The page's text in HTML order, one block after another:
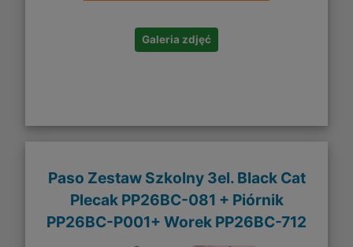
Galeria zdjęć
Paso Zestaw Szkolny 3el. Black Cat
Plecak PP26BC-081 + Piórnik
PP26BC-P001+ Worek PP26BC-712